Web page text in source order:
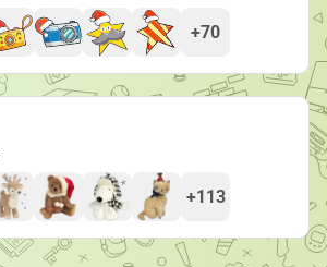
+70
+113